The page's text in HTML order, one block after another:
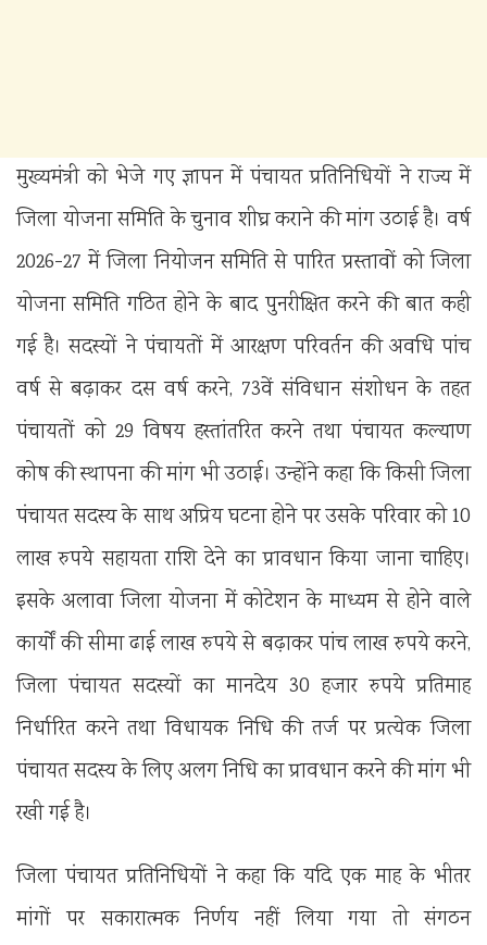
मुख्यमंत्री को भेजे गए ज्ञापन में पंचायत प्रतिनिधियों ने राज्य में
जिला योजना समिति के चुनाव शीघ्र कराने की मांग उठाई है। वर्ष
2026-27 में जिला नियोजन समिति से पारित प्रस्तावों को जिला
योजना समिति गठित होने के बाद पुनरीक्षित करने की बात कही
गई है। सदस्यों ने पंचायतों में आरक्षण परिवर्तन की अवधि पांच
वर्ष से बढ़ाकर दस वर्ष करने, 73वें संविधान संशोधन के तहत
पंचायतों को 29 विषय हस्तांतरित करने तथा पंचायत कल्याण
कोष की स्थापना की मांग भी उठाई। उन्होंने कहा कि किसी जिला
पंचायत सदस्य के साथ अप्रिय घटना होने पर उसके परिवार को 10
लाख रुपये सहायता राशि देने का प्रावधान किया जाना चाहिए।
इसके अलावा जिला योजना में कोटेशन के माध्यम से होने वाले
कार्यों की सीमा ढाई लाख रुपये से बढ़ाकर पांच लाख रुपये करने,
जिला पंचायत सदस्यों का मानदेय 30 हजार रुपये प्रतिमाह
निर्धारित करने तथा विधायक निधि की तर्ज पर प्रत्येक जिला
पंचायत सदस्य के लिए अलग निधि का प्रावधान करने की मांग भी
रखी गई है।
जिला पंचायत प्रतिनिधियों ने कहा कि यदि एक माह के भीतर
मांगों पर सकारात्मक निर्णय नहीं लिया गया तो संगठन